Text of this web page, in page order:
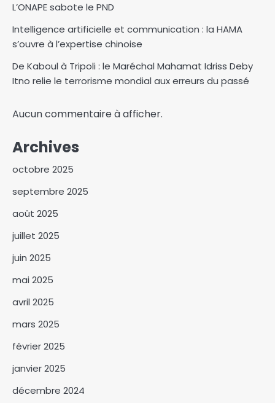
L’ONAPE sabote le PND
Intelligence artificielle et communication : la HAMA
s’ouvre à l’expertise chinoise
De Kaboul à Tripoli : le Maréchal Mahamat Idriss Deby
Itno relie le terrorisme mondial aux erreurs du passé
Aucun commentaire à afficher.
Archives
octobre 2025
septembre 2025
août 2025
juillet 2025
juin 2025
mai 2025
avril 2025
mars 2025
février 2025
janvier 2025
décembre 2024
3
4
5